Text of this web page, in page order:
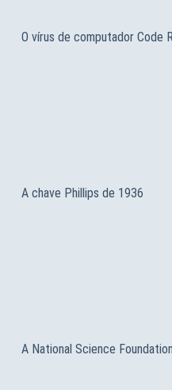
O vírus de computador Code
A chave Phillips de 1936
A National Science